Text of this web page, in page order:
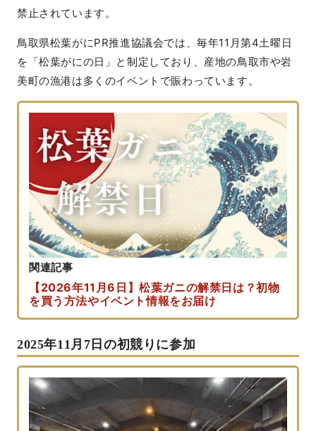
禁止されています。
鳥取県松葉がにPR推進協議会では、毎年11月第4土曜日
を「松葉がにの日」と制定しており、産地の鳥取市や岩
美町の漁港は多くのイベントで賑わっています。
関連記事
【2026年11月6日】松葉ガニの解禁日は？初物
を買う方法やイベント情報をお届け
2025年11月7日の初競りに参加